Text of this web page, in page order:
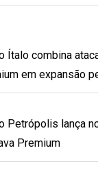
Ítalo combina
em expansão
Petrópolis lança
Premium